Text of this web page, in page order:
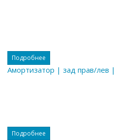
Подробнее
Амортизатор | зад прав/лев |
Подробнее